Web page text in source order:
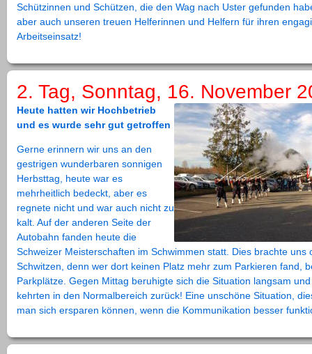
Schützinnen und Schützen, die den Wag nach Uster gefunden
aber auch unseren treuen Helferinnen und Helfern für ihren
Arbeitseinsatz!
2. Tag, Sonntag, 16. November
Heute hatten wir Hochbetrieb
und es wurde sehr gut getroffen
Gerne erinnern wir uns an den
gestrigen wunderbaren sonnigen
Herbsttag, heute war es
mehrheitlich bedeckt, aber es
regnete nicht und war auch nicht zu
kalt. Auf der anderen Seite der
Autobahn fanden heute die
Schweizer Meisterschaften im Schwimmen statt. Dies brachte uns
Schwitzen, denn wer dort keinen Platz mehr zum Parkieren fand,
Parkplätze. Gegen Mittag beruhigte sich die Situation langsam
kehrten in den Normalbereich zurück! Eine unschöne Situation,
man sich ersparen können, wenn die Kommunikation besser